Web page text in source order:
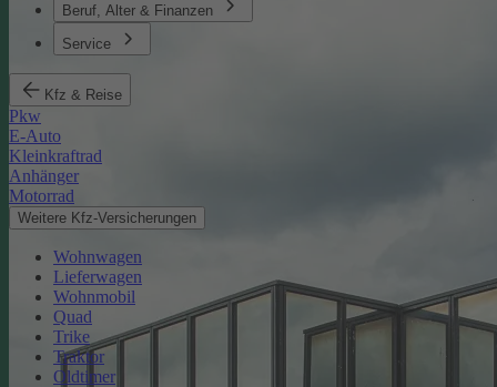
Beruf, Alter & Finanzen
Service
Kfz & Reise
Pkw
E-Auto
Kleinkraftrad
Anhänger
Motorrad
Weitere Kfz-Versicherungen
Wohnwagen
Lieferwagen
Wohnmobil
Quad
Trike
Traktor
Oldtimer